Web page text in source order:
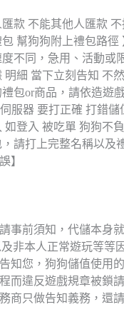
款 不能其他人匯款 不
幫狗狗附上禮包路徑
不同，急用、活動或
細 當下立刻告知 不然
包or商品，請依造遊
服器 要打正確 打錯儲
登入 被吃單 狗狗不負
請打上完整名稱以及
】
事前須知，代儲本身
非本人正常遊玩等等
知您，狗狗儲值使用
而違反遊戲規章被鎖
商只做告知義務，還